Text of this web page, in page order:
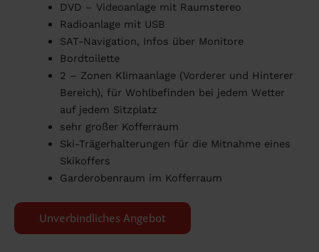
DVD – Videoanlage mit Raumstereo
Radioanlage mit USB
SAT-Navigation, Infos über Monitore
Bordtoilette
2 – Zonen Klimaanlage (Vorderer und Hinterer
Bereich), für Wohlbefinden bei jedem Wetter
auf jedem Sitzplatz
sehr großer Kofferraum
Ski-Trägerhalterungen für die Mitnahme eines
Skikoffers
Garderobenraum im Kofferraum
Unverbindliches Angebot